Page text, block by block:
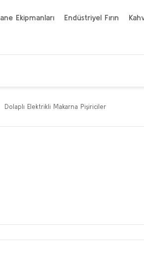
Ekipmanları Endüstriyel Fırın
Dolaplı Elektrikli Makarna Pişiriciler